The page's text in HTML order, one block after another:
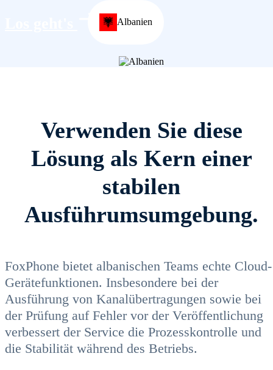
Albanien
Verwenden Sie diese
Lösung als Kern einer
stabilen
Ausführumsumgebung.
FoxPhone bietet albanischen Teams echte Cloud-
Gerätefunktionen. Insbesondere bei der
Ausführung von Kanalübertragungen sowie bei
der Prüfung auf Fehler vor der Veröffentlichung
verbessert der Service die Prozesskontrolle und
die Stabilität während des Betriebs.